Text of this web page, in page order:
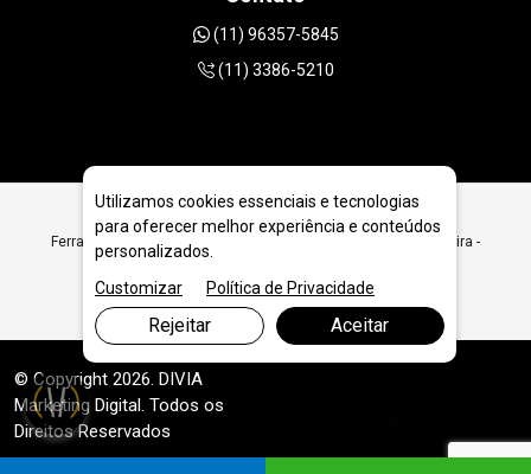
(11) 96357-5845
(11) 3386-5210
Ferramentas Diamantadas para Geologia e Extração em Jandira -
© Copyright 2026. DIVIA
Marketing Digital. Todos os
Direitos Reservados
Utilizamos cookies essenciais e tecnologias
para oferecer melhor experiência e conteúdos
personalizados.
Customizar
Política de Privacidade
Rejeitar Aceitar